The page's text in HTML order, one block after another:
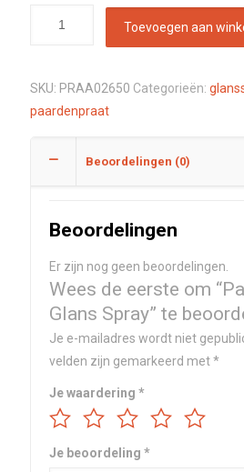
Toevoegen aan
SKU: PRAA02650 Categorieën:
paardenpraat
Beoordelingen (0)
Beoordelingen
Er zijn nog geen beoordelingen.
Wees de eerste om
Glans Spray” te
Je e-mailadres wordt niet
velden zijn gemarkeerd met*
Je waardering *
Je beoordeling *